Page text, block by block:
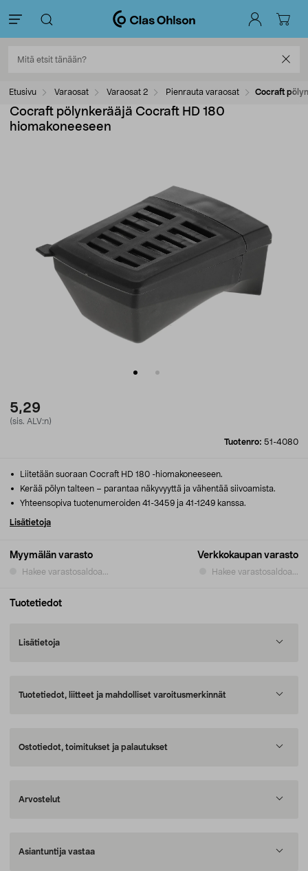
Etusivu Varaosat Varaosat 2 Pienrauta varaosat Cocraft
Cocraft pölynkerääjä Cocraft HD 180
hiomakoneeseen
5,29
(sis. ALV:n)
Tuotenro: 51-4080
Myymälän varasto
Hakee varastosaldoa...
Verkkokaupan varasto
Hakee varastosaldoa...
Liitetään suoraan Cocraft HD 180 -hiomakoneeseen.
Kerää pölyn talteen – parantaa näkyvyyttä ja vähentää siivoamista.
Yhteensopiva tuotenumeroiden 41-3459 ja 41-1249 kanssa.
Lisätietoja
Tuotetiedot
Lisätietoja
Tuotetiedot, liitteet ja mahdolliset varoitusmerkinnät
Ostotiedot, toimitukset ja palautukset
Arvostelut
Asiantuntija vastaa